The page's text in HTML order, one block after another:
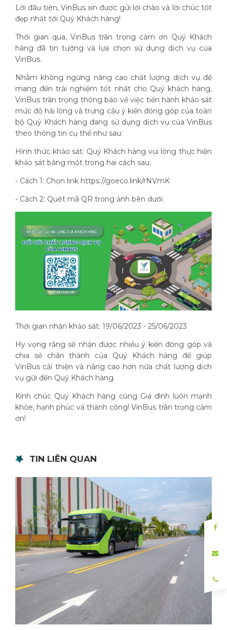
Lời đầu tiên, VinBus xin được gửi lời chào và lời chúc tốt
đẹp nhất tới Quý Khách hàng!
Thời gian qua, VinBus trân trọng cảm ơn Quý Khách
hàng đã tin tưởng và lựa chọn sử dụng dịch vụ của
VinBus.
Nhằm không ngừng nâng cao chất lượng dịch vụ để
mang đến trải nghiệm tốt nhất cho Quý khách hàng,
VinBus trân trọng thông báo về việc tiến hành khảo sát
mức độ hài lòng và trưng cầu ý kiến đóng góp của toàn
bộ Quý Khách hàng đang sử dụng dịch vụ của VinBus
theo thông tin cụ thể như sau:
Hình thức khảo sát: Quý Khách hàng vui lòng thực hiện
khảo sát bằng một trong hai cách sau:
- Cách 1: Chọn link https://goeco.link/rNVmK
- Cách 2: Quét mã QR trong ảnh bên dưới.
Thời gian nhận khảo sát: 19/06/2023 - 25/06/2023
Hy vọng rằng sẽ nhận được nhiều ý kiến đóng góp và
chia sẻ chân thành của Quý Khách hàng để giúp
VinBus cải thiện và nâng cao hơn nữa chất lượng dịch
vụ gửi đến Quý Khách hàng.
Kính chúc Quý Khách hàng cùng Gia đình luôn mạnh
khỏe, hạnh phúc và thành công! VinBus trân trọng cảm
ơn!
TIN LIÊN QUAN